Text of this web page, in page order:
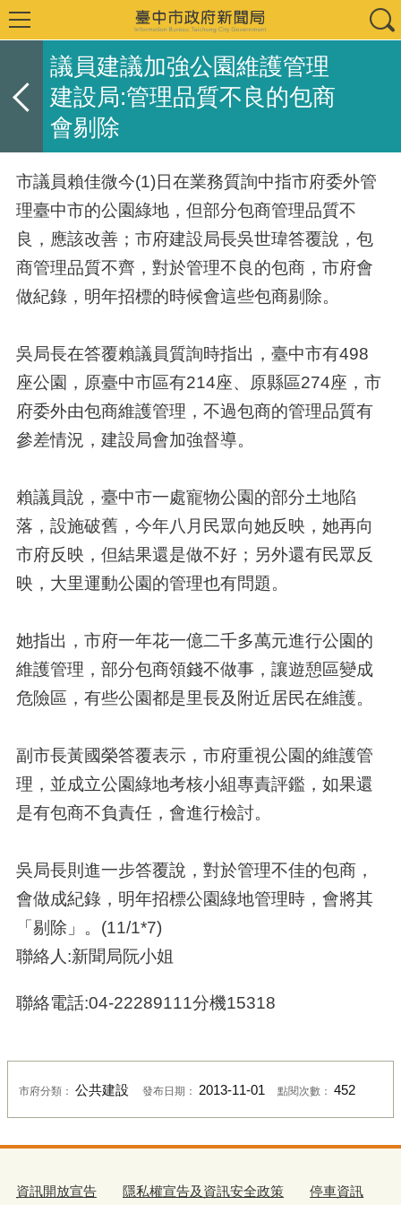
議員建議加強公園維護管理
建設局:管理品質不良的包商
會剔除
市議員賴佳微今(1)日在業務質詢中指市府委外管
理臺中市的公園綠地，但部分包商管理品質不
良，應該改善；市府建設局長吳世瑋答覆說，包
商管理品質不齊，對於管理不良的包商，市府會
做紀錄，明年招標的時候會這些包商剔除。
吳局長在答覆賴議員質詢時指出，臺中市有498
座公園，原臺中市區有214座、原縣區274座，市
府委外由包商維護管理，不過包商的管理品質有
參差情況，建設局會加強督導。
賴議員說，臺中市一處寵物公園的部分土地陷
落，設施破舊，今年八月民眾向她反映，她再向
市府反映，但結果還是做不好；另外還有民眾反
映，大里運動公園的管理也有問題。
她指出，市府一年花一億二千多萬元進行公園的
維護管理，部分包商領錢不做事，讓遊憩區變成
危險區，有些公園都是里長及附近居民在維護。
副市長黃國榮答覆表示，市府重視公園的維護管
理，並成立公園綠地考核小組專責評鑑，如果還
是有包商不負責任，會進行檢討。
吳局長則進一步答覆說，對於管理不佳的包商，
會做成紀錄，明年招標公園綠地管理時，會將其
「剔除」。(11/1*7)
聯絡人:新聞局阮小姐
聯絡電話:04-22289111分機15318
市府分類： 公共建設 發布日期： 2013-11-01 點閱次數：452
資訊開放宣告 隱私權宣告及資訊安全政策 停車資訊